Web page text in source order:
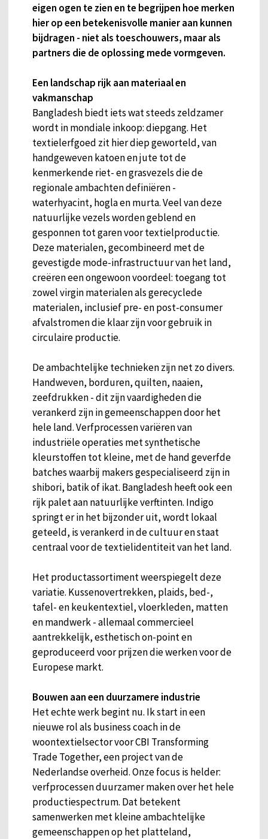
eigen ogen te zien en te begrijpen hoe merken
hier op een betekenisvolle manier aan kunnen
bijdragen - niet als toeschouwers, maar als
partners die de oplossing mede vormgeven.
Een landschap rijk aan materiaal en
vakmanschap
Bangladesh biedt iets wat steeds zeldzamer
wordt in mondiale inkoop: diepgang. Het
textielerfgoed zit hier diep geworteld, van
handgeweven katoen en jute tot de
kenmerkende riet- en grasvezels die de
regionale ambachten definiëren -
waterhyacint, hogla en murta. Veel van deze
natuurlijke vezels worden geblend en
gesponnen tot garen voor textielproductie.
Deze materialen, gecombineerd met de
gevestigde mode-infrastructuur van het land,
creëren een ongewoon voordeel: toegang tot
zowel virgin materialen als gerecyclede
materialen, inclusief pre- en post-consumer
afvalstromen die klaar zijn voor gebruik in
circulaire productie.
De ambachtelijke technieken zijn net zo divers.
Handweven, borduren, quilten, naaien,
zeefdrukken - dit zijn vaardigheden die
verankerd zijn in gemeenschappen door het
hele land. Verfprocessen variëren van
industriële operaties met synthetische
kleurstoffen tot kleine, met de hand geverfde
batches waarbij makers gespecialiseerd zijn in
shibori, batik of ikat. Bangladesh heeft ook een
rijk palet aan natuurlijke verftinten. Indigo
springt er in het bijzonder uit, wordt lokaal
geteeld, is verankerd in de cultuur en staat
centraal voor de textielidentiteit van het land.
Het productassortiment weerspiegelt deze
variatie. Kussenovertrekken, plaids, bed-,
tafel- en keukentextiel, vloerkleden, matten
en mandwerk - allemaal commercieel
aantrekkelijk, esthetisch on-point en
geproduceerd voor prijzen die werken voor de
Europese markt.
Bouwen aan een duurzamere industrie
Het echte werk begint nu. Ik start in een
nieuwe rol als business coach in de
woontextielsector voor CBI Transforming
Trade Together, een project van de
Nederlandse overheid. Onze focus is helder:
verfprocessen duurzamer maken over het hele
productiespectrum. Dat betekent
samenwerken met kleine ambachtelijke
gemeenschappen op het platteland,